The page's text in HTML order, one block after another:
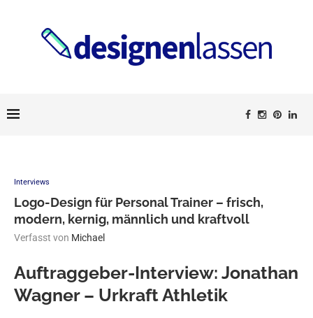
Interviews
Logo-Design für Personal Trainer – frisch,
modern, kernig, männlich und kraftvoll
Verfasst von Michael
Auftraggeber-Interview: Jonathan
Wagner – Urkraft Athletik